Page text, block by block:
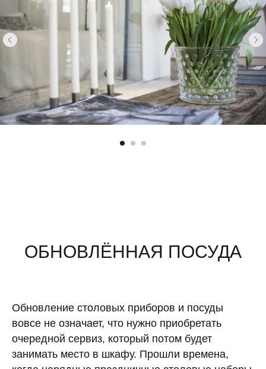
ОБНОВЛЁННАЯ ПОСУДА
Обновление столовых приборов и посуды
вовсе не означает, что нужно приобретать
очередной сервиз, который потом будет
занимать место в шкафу. Прошли времена,